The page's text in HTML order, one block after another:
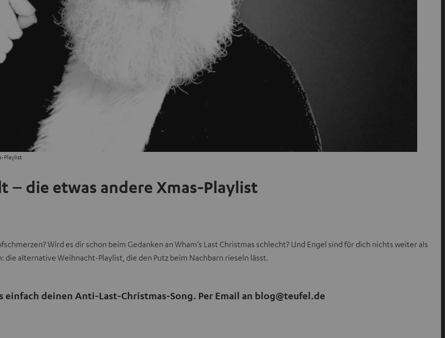
Playlist
– die etwas andere Xmas-Playlist
Wird es dir schon beim Gedanken an Wham’s Last Christmas schlecht? Und Engel sind für dich nichts weiter als
alternative Weihnacht-Playlist, die den Putz beim Nachbarn rieseln lässt.
einfach deinen Anti-Last-Christmas-Song. Per Email an blog@teufel.de